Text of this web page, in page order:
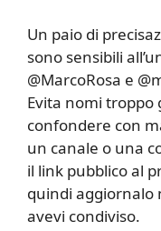
Un paio di
sono sensibili
@MarcoRosa e
Evita nomi troppo
confondere con
un canale o una
il link pubblico al
quindi aggiornalo
avevi condiviso.